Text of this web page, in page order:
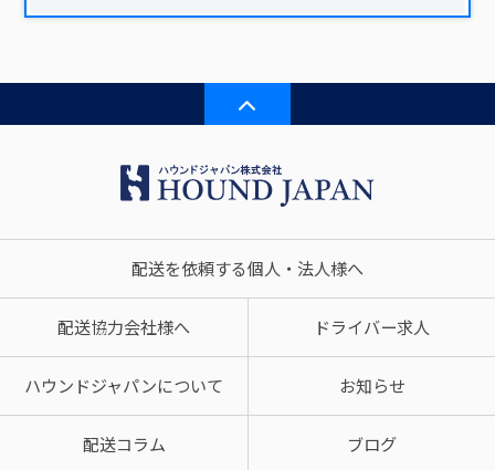
配送を依頼する個人・法人様へ
配送協力会社様へ ドライバー求人
ハウンドジャパンについて お知らせ
配送コラム ブログ